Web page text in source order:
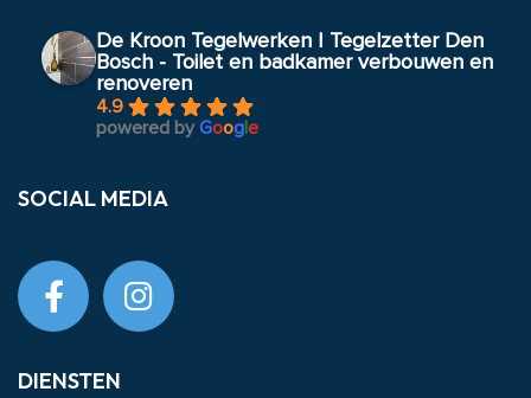
De Kroon Tegelwerken | Tegelzetter Den
Bosch - Toilet en badkamer verbouwen en
renoveren
4.9
powered byGooge
SOCIAL MEDIA
DIENSTEN